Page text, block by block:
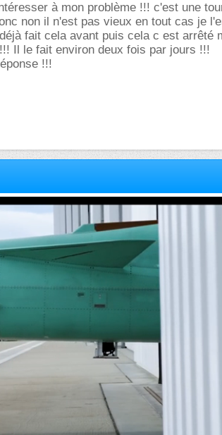
à mon problème !!! c'est une
non il n'est pas vieux en tout cas je
fait cela avant puis cela c est arrêté
Il le fait environ deux fois par jours !!!
!!!